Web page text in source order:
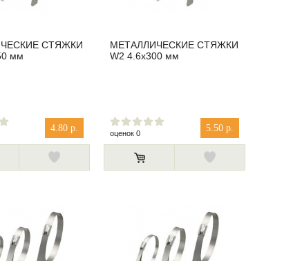
СТЯЖКИ
мм
4.80 р.
МЕТАЛЛИЧЕСКИЕ СТЯЖКИ
W2 4.6x300 мм
5.50 р.
оценок 0